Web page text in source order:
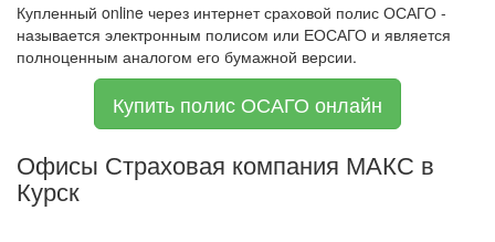
Купленный online через интернет сраховой полис ОСАГО -
называется электронным полисом или ЕОСАГО и является
полноценным аналогом его бумажной версии.
Купить полис ОСАГО онлайн
Офисы Страховая компания МАКС в
Курск